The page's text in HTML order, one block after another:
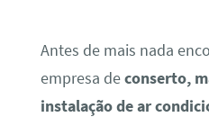
Antes de mais nada
empresa deconserto,
instalação de ar